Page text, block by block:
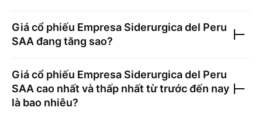
Giá cổ phiếu Empresa Siderurgica del Peru
SAA đang tăng sao?
Giá cổ phiếu Empresa Siderurgica del Peru
SAA cao nhất và thấp nhất từ trước đến nay
là bao nhiêu?